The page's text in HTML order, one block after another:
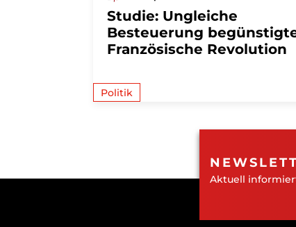
Studie: Ungleiche
Besteuerung
Französische Revolution
Politik
Aktuell